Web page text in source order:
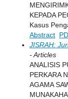
KEPADA
Kasus
Abstract
JISRAH:
- Articles
ANALISIS
PERKARA
AGAMA